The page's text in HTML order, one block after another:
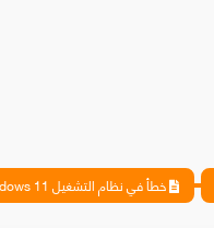
خطأ في نظام التشغيل Windows 11 يمنع المستخدمين من تثبيت التحديثات الأمنية